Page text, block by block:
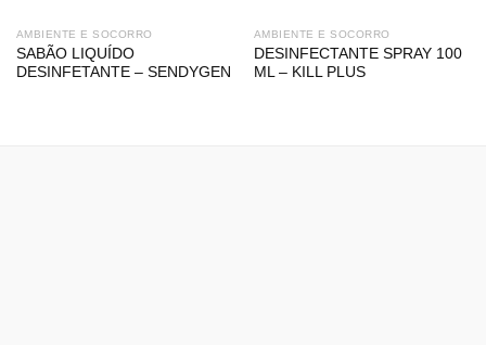
AMBIENTE E SOCORRO
SABÃO LIQUÍDO
DESINFETANTE – SENDYGEN
AMBIENTE E SOCORRO
DESINFECTANTE SPRAY 100
ML – KILL PLUS